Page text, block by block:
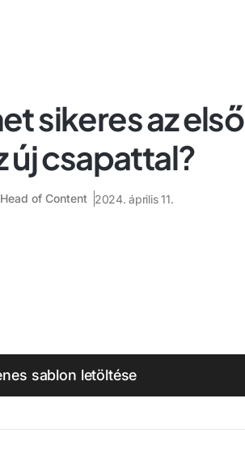
sikeres az első
új csapattal?
Head of Content 2024. április 11.
sablon letöltése